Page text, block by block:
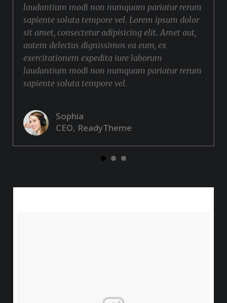
laudantium modi non numquam pariatur rerum
sapiente soluta tempore vel. Lorem ipsum dolor
sit amet, consectetur adipisicing elit. Amet aut,
autem delectus dignissimos ea eum, ex
exercitationem expedita iure laborum
laudantium modi non numquam pariatur rerum
sapiente soluta tempore vel.
Sophia
CEO, ReadyTheme